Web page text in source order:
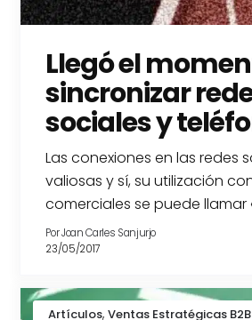
Llegó el
sincronizar
sociales y
Las conexiones en las redes
valiosas y sí, su utilización
comerciales se puede llamar
PorJoan Carles Sanjurjo
23/05/2017
Artículos,Ventas Estratégicas B2B